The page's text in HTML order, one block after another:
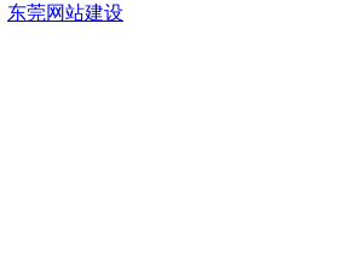
东莞网站建设